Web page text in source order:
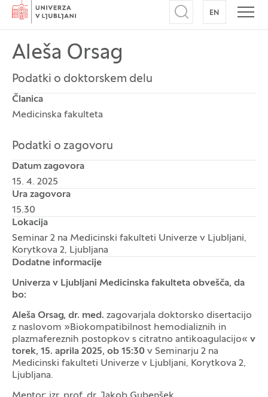
Domov
Odpri iskalnik
EN NA
Aleša Orsag
Podatki o doktorskem delu
Članica
Medicinska fakulteta
Podatki o zagovoru
Datum zagovora
15. 4. 2025
Ura zagovora
15.30
Lokacija
Seminar 2 na Medicinski fakulteti Univerze v Ljubljani,
Korytkova 2, Ljubljana
Dodatne informacije
Univerza v Ljubljani Medicinska fakulteta obvešča, da
bo:
Aleša Orsag, dr. med. zagovarjala doktorsko disertacijo
z naslovom »Biokompatibilnost hemodializnih in
plazmafereznih postopkov s citratno antikoagulacijo« v
torek, 15. aprila 2025, ob 15:30 v Seminarju 2 na
Medicinski fakulteti Univerze v Ljubljani, Korytkova 2,
Ljubljana.